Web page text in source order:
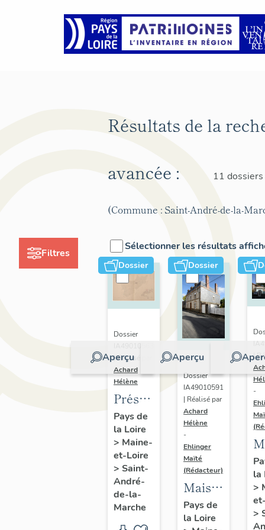
Filtres
Résultats de la
avancée :
11 dossiers
(Commune : Saint-André-de-la-
Sélectionner les résultats
Dossier
Aperçu
Dossier
IA49010563
| Réalisé par
Achard
Hélène
Présentation
du
patrimoine
industriel
de la
commune
de
Saint-
Pays de
la Loire
> Maine-
et-Loire
> Saint-
André-
de-la-
Marche
Dossier
Aperçu
Dossier
IA49010591
| Réalisé par
Achard
Hélène
-
Ehlinger
Maïté
(Rédacteur)
Maison
de
l'industriel
Pays de
la Loire
|
-
la
>
>